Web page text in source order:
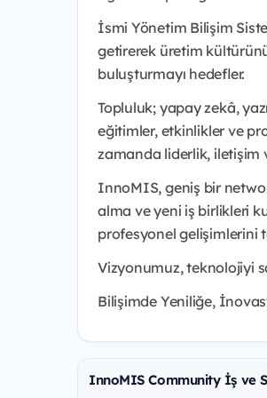
İsmi Yönetim Bilişim
getirerek üretim
buluşturmayı hedefler.
Topluluk; yapay zekâ,
eğitimler, etkinlikler ve
zamanda liderlik, iletişim
InnoMIS, geniş bir
alma ve yeni iş birlikleri
profesyonel gelişimlerini
Vizyonumuz, teknolojiyi
Bilişimde Yeniliğe,
InnoMIS Community İş ve